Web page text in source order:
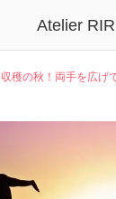
Atelier
収穫の秋！両手を広げ